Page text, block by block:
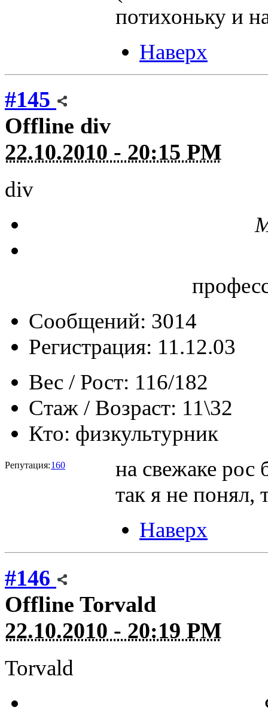
потихоньку и
Наверх
#145
Offline div
22.10.2010 - 20:15 PM
div
Сообщений: 3014
Регистрация: 11.12.03
Вес / Рост: 116/182
Стаж / Возраст: 11\32
Кто: физкультурник
Репутация:160
на свежаке рос
так я не понял,
Наверх
#146
Offline Torvald
22.10.2010 - 20:19 PM
Torvald